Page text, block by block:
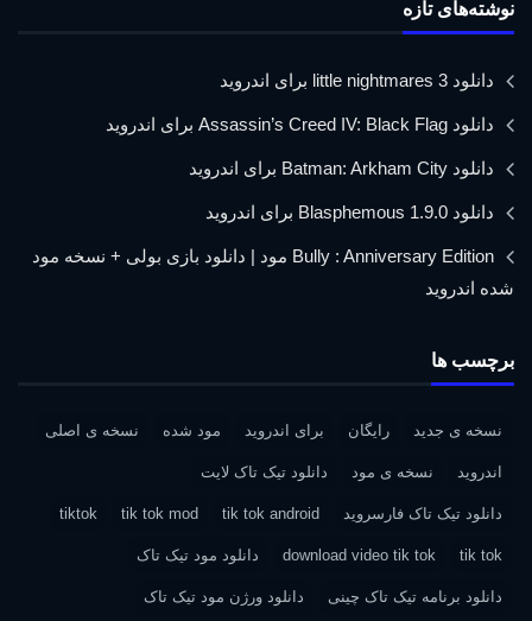
نوشته‌های تازه
دانلود little nightmares 3 برای اندروید
دانلود Assassin’s Creed IV: Black Flag برای اندروید
دانلود Batman: Arkham City برای اندروید
دانلود Blasphemous 1.9.0 برای اندروید
Bully : Anniversary Edition مود | دانلود بازی بولی + نسخه مود
شده اندروید
برچسب ها
نسخه ی جدید رایگان برای اندروید مود شده نسخه ی اصلی
اندروید نسخه ی مود دانلود تیک تاک لایت
دانلود تیک تاک فارسروید tik tok android
tik tok mod
tiktok
tik tok
download video tik tok دانلود مود تیک تاک
دانلود برنامه تیک تاک چینی دانلود ورژن مود تیک تاک